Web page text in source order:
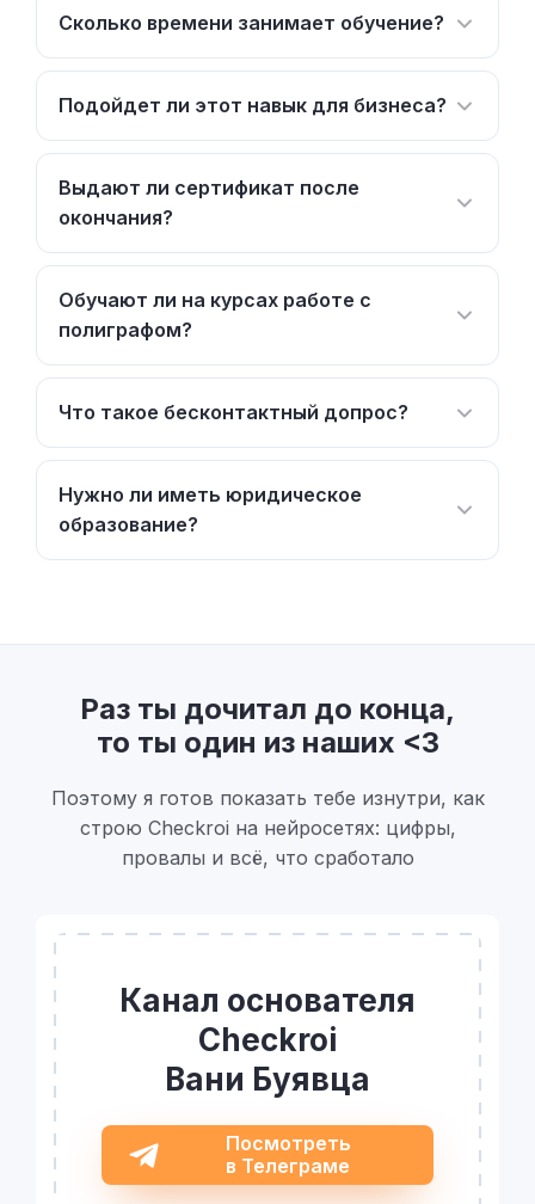
Сколько времени занимает обучение?
Подойдет ли этот навык для бизнеса?
Выдают ли сертификат после
окончания?
Обучают ли на курсах работе с
полиграфом?
Что такое бесконтактный допрос?
Нужно ли иметь юридическое
образование?
Раз ты дочитал до конца,
то ты один из наших <3
Поэтому я готов показать тебе изнутри, как
строю Checkroi на нейросетях: цифры,
провалы и всё, что сработало
Канал основателя
Checkroi
Вани Буявца
Посмотреть
в Телеграме